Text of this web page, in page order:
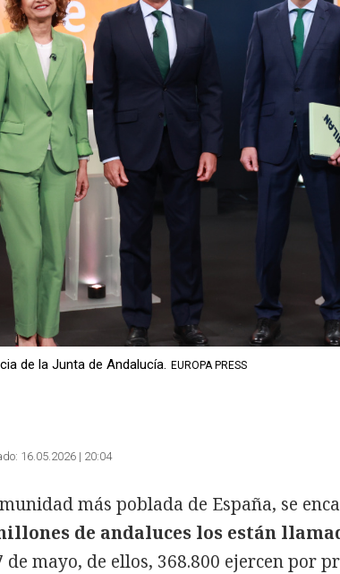
de la Junta de Andalucía. EUROPA PRESS
16.05.2026 | 20:04
más poblada de España, se
de andaluces los están
de mayo, de ellos, 368.800 ejercen por